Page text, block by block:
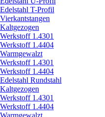
Edelstahl T-Profil
Vierkantstangen
Kaltgezogen
Werkstoff 1.4301
Werkstoff 1.4404
Warmgewalzt
Werkstoff 1.4301
Werkstoff 1.4404
Edelstahl Rundstahl
Kaltgezogen
Werkstoff 1.4301
Werkstoff 1.4404
Warmgewalzt